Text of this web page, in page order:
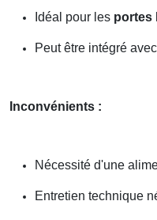
Idéal pour les portes
Peut être intégré
Inconvénients :
Nécessité d'une
Entretien technique